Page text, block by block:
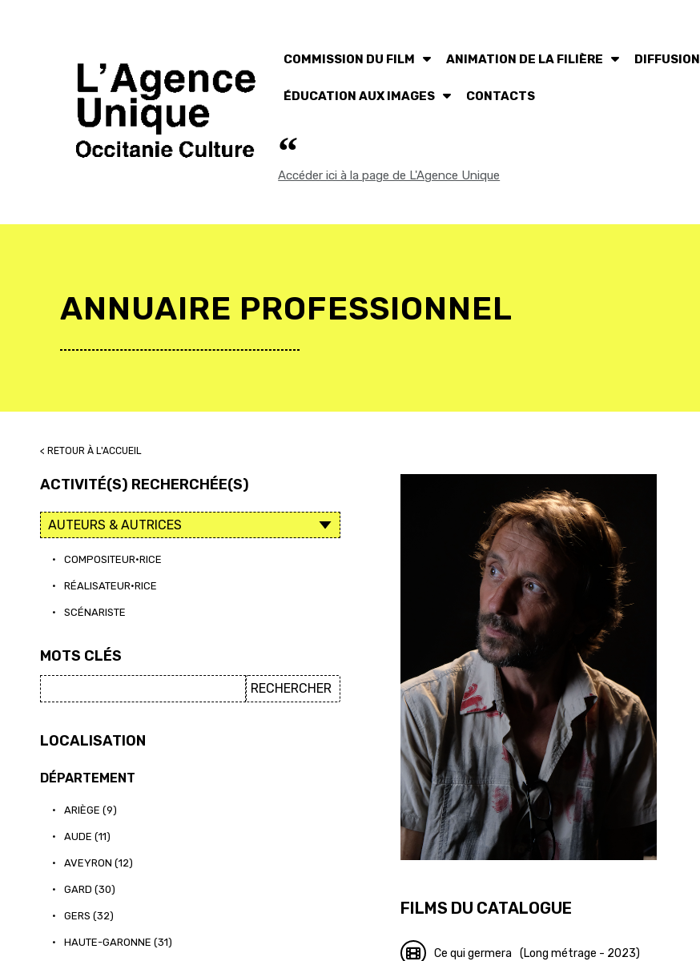
COMMISSION DU FILM ANIMATION DE LA FILIÈRE DIFFUSION
ÉDUCATION AUX IMAGES CONTACTS
Accéder ici à la page de L'Agence Unique
ANNUAIRE PROFESSIONNEL
< RETOUR À L'ACCUEIL
ACTIVITÉ(S) RECHERCHÉE(S)
• COMPOSITEUR·RICE
• RÉALISATEUR·RICE
• SCÉNARISTE
MOTS CLÉS
LOCALISATION
DÉPARTEMENT
• ARIÈGE (9)
• AUDE (11)
• AVEYRON (12)
• GARD (30)
• GERS (32)
• HAUTE-GARONNE (31)
FILMS DU CATALOGUE
Ce qui germera
(Long métrage - 2023)